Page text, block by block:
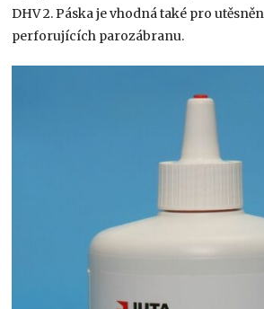
DHV 2. Páska je vhodná také pro
perforujících parozábranu.